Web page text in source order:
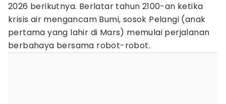
2026 berikutnya. Berlatar tahun 2100-an ketika
krisis air mengancam Bumi, sosok Pelangi (anak
pertama yang lahir di Mars) memulai perjalanan
berbahaya bersama robot-robot.